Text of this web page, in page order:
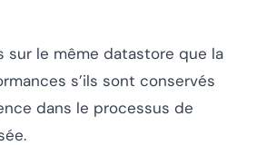
sur le même datastore que la
s’ils sont conservés
dans le processus de